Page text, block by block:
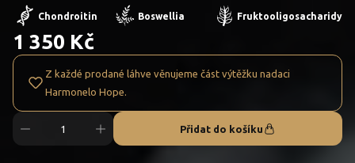
Chondroitin Boswellia Fruktooligosacharidy
1 350 Kč
Z každé prodané láhve věnujeme část výtěžku nadaci
Harmonelo Hope.
Přidat do košíku